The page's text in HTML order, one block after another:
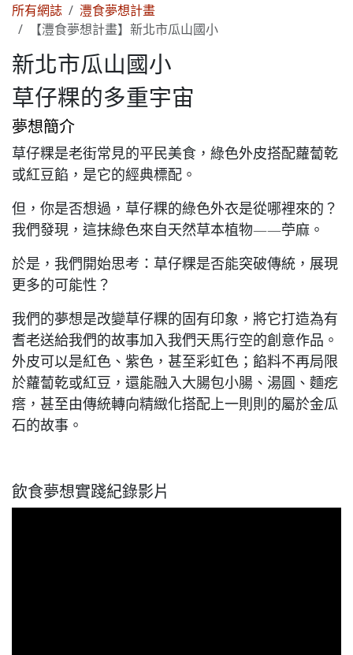
所有網誌
灃食夢想計畫
【灃食夢想計畫】新北市瓜山國小
新北市瓜山國小
草仔粿的多重宇宙
夢想簡介
草仔粿是老街常見的平民美食，綠色外皮搭配蘿蔔乾
或紅豆餡，是它的經典標配。
但，你是否想過，草仔粿的綠色外衣是從哪裡來的？
我們發現，這抹綠色來自天然草本植物——苧麻。
於是，我們開始思考：草仔粿是否能突破傳統，展現
更多的可能性？
我們的夢想是改變草仔粿的固有印象，將它打造為有
耆老送給我們的故事加入我們天馬行空的創意作品。
外皮可以是紅色、紫色，甚至彩虹色；餡料不再局限
於蘿蔔乾或紅豆，還能融入大腸包小腸、湯圓、麵疙
瘩，甚至由傳統轉向精緻化搭配上一則則的屬於金瓜
石的故事。
飲食夢想實踐紀錄影片